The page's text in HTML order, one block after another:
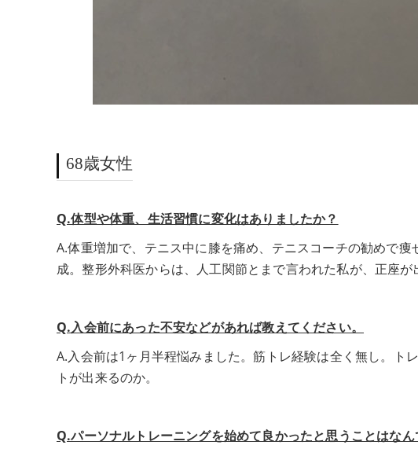
68歳女性
Q.体型や体重、生活習慣に変化はありましたか？
A.体重増加で、テニス中に膝を痛め、テニスコーチの勧めで
成。整形外科医からは、人工関節とまで言われた私が、正座が
Q.入会前にあった不安などがあれば教えてください。
A.入会前は1ヶ月半程悩みました。筋トレ経験は全く無し。ト
トが出来るのか。
Q.パーソナルトレーニングを始めて良かったと思うことはなん